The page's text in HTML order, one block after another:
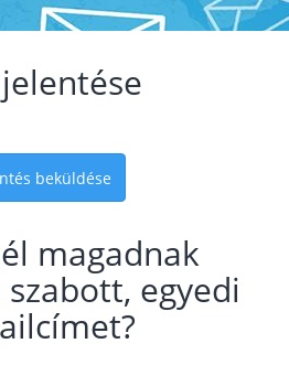
beküldése
magadnak
egyedi